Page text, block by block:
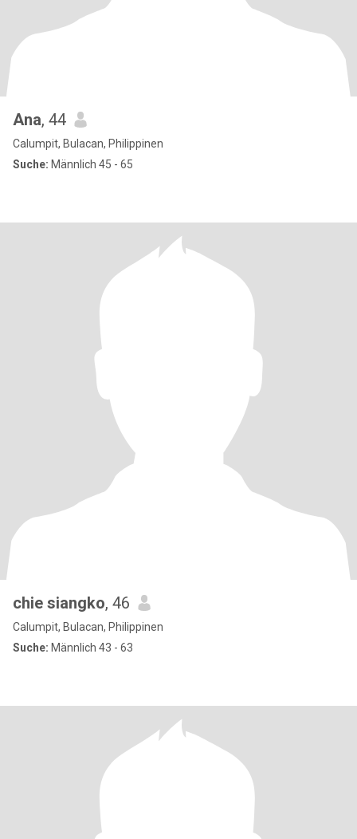
Ana, 44
Calumpit, Bulacan, Philippinen
Suche: Männlich 45 - 65
chie siangko, 46
Calumpit, Bulacan, Philippinen
Suche: Männlich 43 - 63